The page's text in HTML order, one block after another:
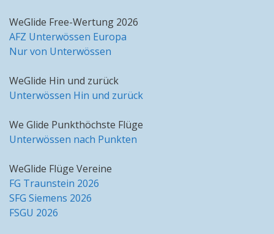
WeGlide Free-Wertung 2026
AFZ Unterwössen Europa
Nur von Unterwössen
WeGlide Hin und zurück
Unterwössen Hin und zurück
We Glide Punkthöchste Flüge
Unterwössen nach Punkten
WeGlide Flüge Vereine
FG Traunstein 2026
SFG Siemens 2026
FSGU 2026